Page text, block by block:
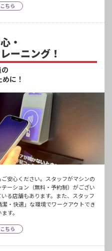
ちら
・
ーニング！
に！
安心ください。スタッフがマシンの
ーション（無料・予約制）がござい
る店舗もあります。また、スタッフ
・快適」な環境でワークアウトでき
す。
ちら